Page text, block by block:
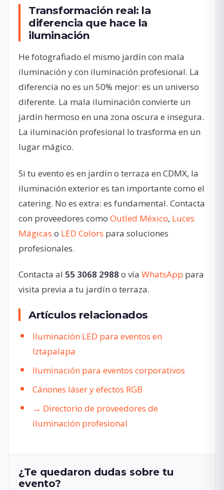
Transformación real: la
diferencia que hace la
iluminación
He fotografiado el mismo jardín con mala
iluminación y con iluminación profesional. La
diferencia no es un 50% mejor: es un universo
diferente. La mala iluminación convierte un
jardín hermoso en una zona oscura e insegura.
La iluminación profesional lo trasforma en un
lugar mágico.
Si tu evento es en jardín o terraza en CDMX, la
iluminación exterior es tan importante como el
catering. No es extra: es fundamental. Contacta
con proveedores como Outled México, Luces
Mágicas o LED Colors para soluciones
profesionales.
Contacta al 55 3068 2988 o vía WhatsApp para
visita previa a tu jardín o terraza.
Artículos relacionados
Iluminación LED para eventos en
Iztapalapa
Iluminación para eventos corporativos
Cánones láser y efectos RGB
→ Directorio de proveedores de
iluminación profesional
¿Te quedaron dudas sobre tu
evento?